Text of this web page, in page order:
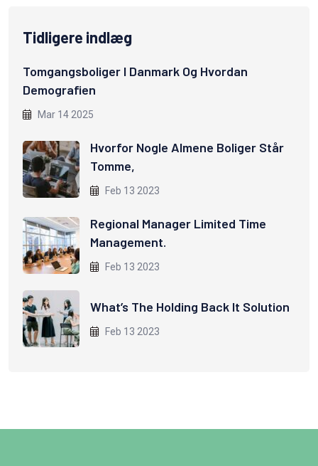
Tidligere indlæg
Tomgangsboliger I Danmark Og Hvordan
Demografien
Mar 14 2025
Hvorfor Nogle Almene Boliger Står
Tomme,
Feb 13 2023
Regional Manager Limited Time
Management.
Feb 13 2023
What’s The Holding Back It Solution
Feb 13 2023